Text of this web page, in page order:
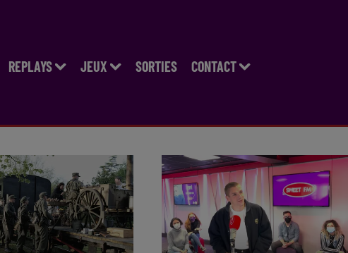
REPLAYS JEUX SORTIES CONTACT